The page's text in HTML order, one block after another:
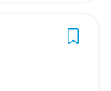
を大切にしてい
ど、幅広い業務